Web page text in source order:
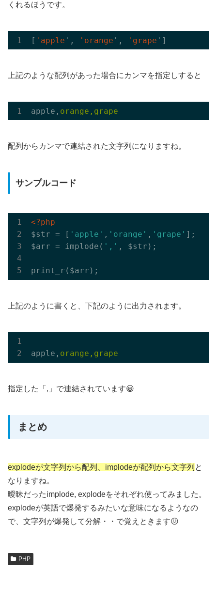
くれるほうです。
[ 'apple ', 'orange ', 'grape
上記のような配列があった場合にカンマを指定しすると
apple,
配列からカンマで連結された文字列になりますね。
サンプルコード
<?php
$str = [ 'apple' , 'orange' , 'grape' ];
$arr = implode( ',' , $str);
上記のように書くと、下記のように出力されます。
apple,
指定した「,」で連結されています😀
まとめ
explodeが文字列から配列、implodeが配列から文字列 と
なりますね。
曖昧だったimplode, explodeをそれぞれ使ってみました。
explodeが英語で爆発するみたいな意味になるようなの
で、文字列が爆発して分解・・で覚えときます😖
PHP